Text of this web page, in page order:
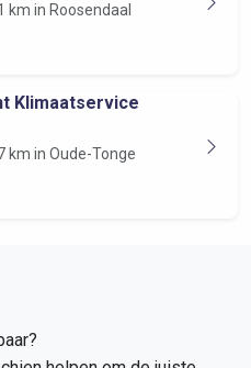
km in Roosendaal
Klimaatservice
km in Oude-Tonge